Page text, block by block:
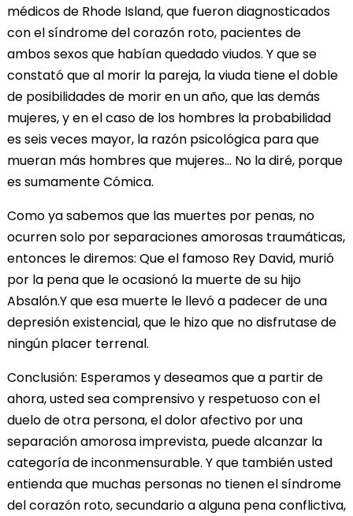
médicos de Rhode Island, que fueron diagnosticados
con el síndrome del corazón roto, pacientes de
ambos sexos que habían quedado viudos. Y que se
constató que al morir la pareja, la viuda tiene el doble
de posibilidades de morir en un año, que las demás
mujeres, y en el caso de los hombres la probabilidad
es seis veces mayor, la razón psicológica para que
mueran más hombres que mujeres... No la diré, porque
es sumamente Cómica.
Como ya sabemos que las muertes por penas, no
ocurren solo por separaciones amorosas traumáticas,
entonces le diremos: Que el famoso Rey David, murió
por la pena que le ocasionó la muerte de su hijo
Absalón.Y que esa muerte le llevó a padecer de una
depresión existencial, que le hizo que no disfrutase de
ningún placer terrenal.
Conclusión: Esperamos y deseamos que a partir de
ahora, usted sea comprensivo y respetuoso con el
duelo de otra persona, el dolor afectivo por una
separación amorosa imprevista, puede alcanzar la
categoría de inconmensurable. Y que también usted
entienda que muchas personas no tienen el síndrome
del corazón roto, secundario a alguna pena conflictiva,